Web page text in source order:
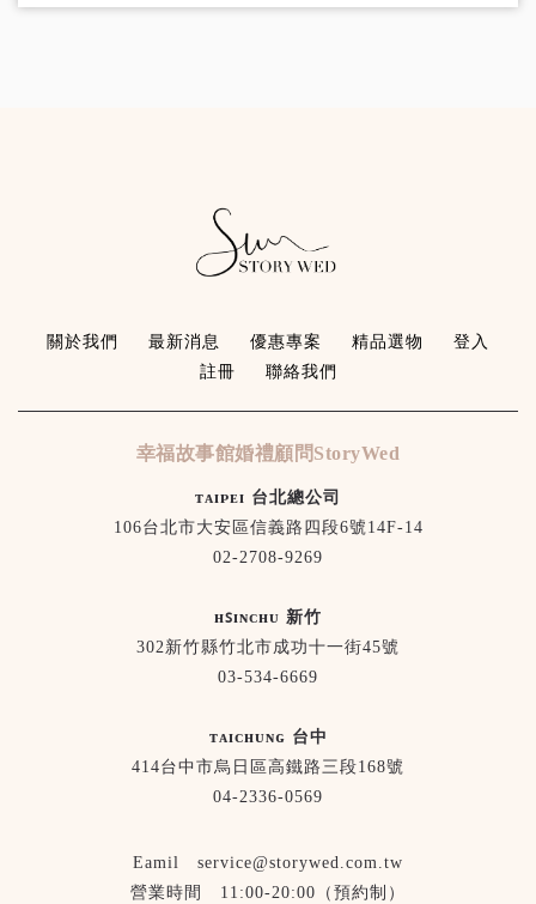
/ 個
關於我們 最新消息 優惠專案 精品選物
登入
註冊
聯絡我們
幸福故事館婚禮顧問StoryWed
ᴛᴀɪᴘᴇɪ 台北總公司
106台北市大安區信義路四段6號14F-14
02-2708-9269
ʜꜱɪɴᴄʜᴜ 新竹
302新竹縣竹北市成功十一街45號
03-534-6669
ᴛᴀɪᴄʜᴜɴɢ 台中
414台中市烏日區高鐵路三段168號
04-2336-0569
Eamil service@storywed.com.tw
營業時間 11:00-20:00（預約制）